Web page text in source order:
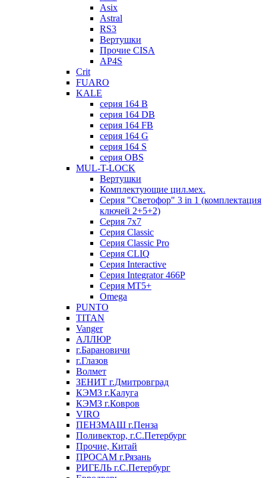
Asix
Astral
RS3
Вертушки
Прочие CISA
AP4S
Crit
FUARO
KALE
серия 164 B
серия 164 DB
серия 164 FB
серия 164 G
серия 164 S
серия OBS
MUL-T-LOCK
Вертушки
Комплектующие цил.мех.
Серия "Светофор" 3 in 1 (комплектация
ключей 2+5+2)
Серия 7х7
Серия Classic
Серия Classic Pro
Серия CLIQ
Серия Interactive
Серия Integrator 466P
Серия MT5+
Omega
PUNTO
TITAN
Vanger
АЛЛЮР
г.Барановичи
г.Глазов
Волмет
ЗЕНИТ г.Дмитровград
КЭМЗ г.Калуга
КЭМЗ г.Ковров
VIRO
ПЕНЗМАШ г.Пенза
Поливектор, г.С.Петербург
Прочие, Китай
ПРОСАМ г.Рязань
РИГЕЛЬ г.С.Петербург